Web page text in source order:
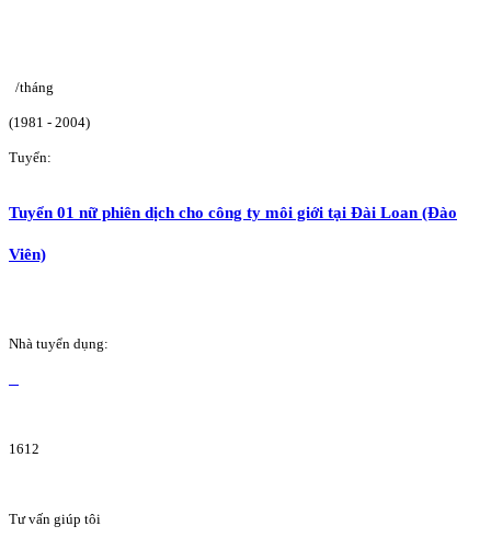
/tháng
(1981 - 2004)
Tuyển:
Tuyển 01 nữ phiên dịch cho công ty môi giới tại Đài Loan (Đào
Viên)
Nhà tuyển dụng:
1612
Tư vấn giúp tôi